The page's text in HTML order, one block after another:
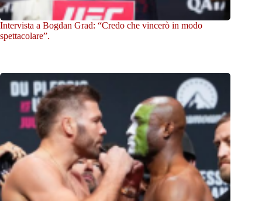
Intervista a Bogdan Grad: “Credo che vincerò in modo
spettacolare”.